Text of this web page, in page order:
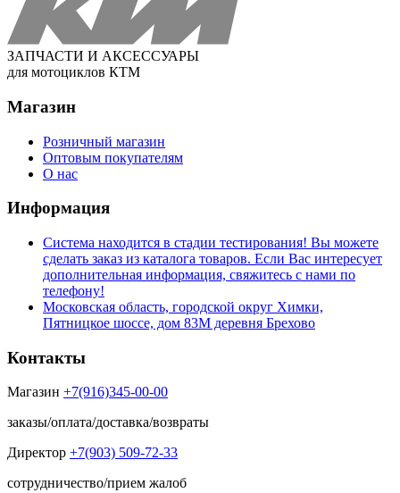
ЗАПЧАСТИ И АКСЕССУАРЫ
для мотоциклов КТМ
Магазин
Розничный магазин
Оптовым покупателям
О нас
Информация
Система находится в стадии тестирования! Вы можете
сделать заказ из каталога товаров. Если Вас интересует
дополнительная информация, свяжитесь с нами по
телефону!
Московская область, городской округ Химки,
Пятницкое шоссе, дом 83М деревня Брехово
Контакты
Магазин +7(916)345-00-00
заказы/оплата/доставка/возвраты
Директор +7(903) 509-72-33
сотрудничество/прием жалоб